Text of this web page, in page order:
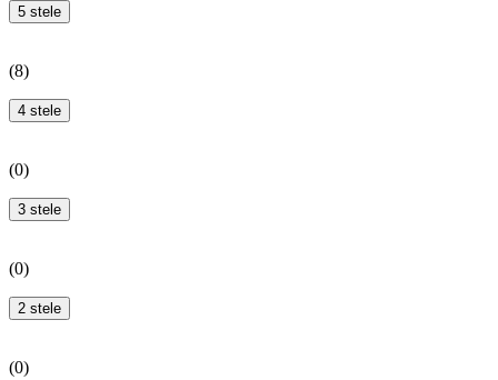
5 stele
(8)
4 stele
(0)
3 stele
(0)
2 stele
(0)